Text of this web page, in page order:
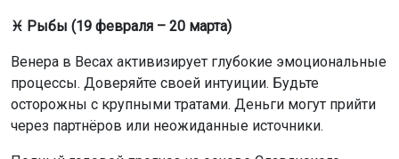
♓ Рыбы (19 февраля – 20 марта)
Венера в Весах активизирует глубокие эмоциональные
процессы. Доверяйте своей интуиции. Будьте
осторожны с крупными тратами. Деньги могут прийти
через партнёров или неожиданные источники.